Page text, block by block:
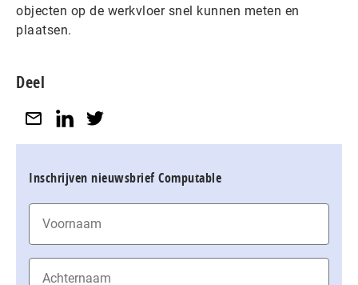
objecten op de werkvloer snel kunnen meten en
plaatsen.
Deel
Inschrijven nieuwsbrief Computable